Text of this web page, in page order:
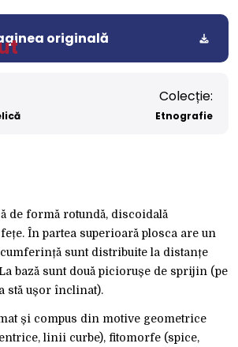
originală
Colecție:
Etnografie
de formă rotundă, discoidală
fețe. În partea superioară plosca are un
sunt distribuite la distanțe
bază sunt două piciorușe de sprijin (pe
stă ușor înclinat).
și compus din motive geometrice
linii curbe), fitomorfe (spice,